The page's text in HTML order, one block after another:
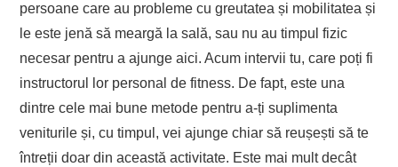
persoane care au probleme cu greutatea și mobilitatea și
le este jenă să meargă la sală, sau nu au timpul fizic
necesar pentru a ajunge aici. Acum intervii tu, care poți fi
instructorul lor personal de fitness. De fapt, este una
dintre cele mai bune metode pentru a-ți suplimenta
veniturile și, cu timpul, vei ajunge chiar să reușești să te
întreții doar din această activitate. Este mai mult decât